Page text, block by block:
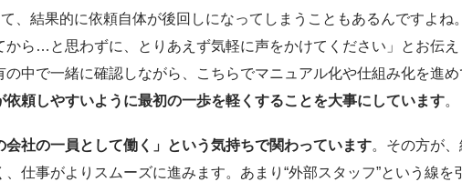
、結果的に依頼自体が後回しになってしまうこともあるんですよね。
から…と思わずに、とりあえず気軽に声をかけてください」とお伝え
中で一緒に確認しながら、こちらでマニュアル化や仕組み化を進め
依頼しやすいように最初の一歩を軽くすることを大事にしています。
会社の一員として働く」という気持ちで関わっています。その方が、
仕事がよりスムーズに進みます。あまり“外部スタッフ”という線を引